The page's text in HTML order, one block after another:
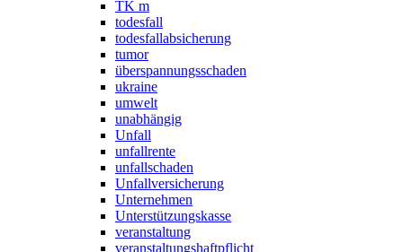
TK m
todesfall
todesfallabsicherung
tumor
überspannungsschaden
ukraine
umwelt
unabhängig
Unfall
unfallrente
unfallschaden
Unfallversicherung
Unternehmen
Unterstützungskasse
veranstaltung
veranstaltungshaftpflicht